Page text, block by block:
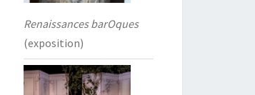
Renaissances barOques
(exposition)